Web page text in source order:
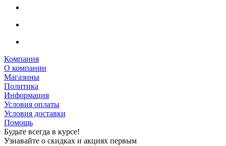
Компания
О компании
Магазины
Политика
Информация
Условия оплаты
Условия доставки
Помощь
Будьте всегда в курсе!
Узнавайте о скидках и акциях первым